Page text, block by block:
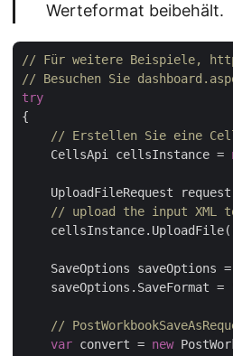
Werteformat beibehält.
// Für weitere Beispiele,
// Besuchen Sie
try
{
// Erstellen Sie eine
    CellsApi cellsInstance =
UploadFileRequest
// upload the input XML
    SaveOptions saveOptions =
    saveOptions.SaveFormat =
//
var convert = new